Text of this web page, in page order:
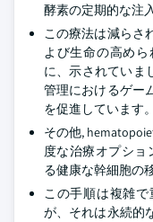
酵素の定期的な注
この療法は減らさ
よび生命の高め
に、示されていま
管理におけるゲー
を促進しています。
その他,
度な治療オプショ
る健康な幹細胞の
この手順は複雑
が、それは永続的